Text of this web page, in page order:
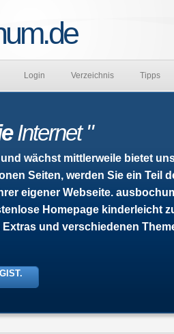
Login Verzeichnis Tipps
Internet "
wächst mittlerweile bietet
Seiten, werden Sie ein Teil
eigener Webseite.
Homepage kinderleicht
und verschiedenen